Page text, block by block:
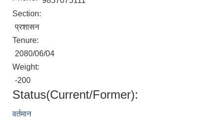
Section:
प्रशासन
Tenure:
2080/06/04
Weight:
-200
Status(Current/Former):
वर्तमान